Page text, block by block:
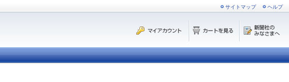
サイトマップ ヘルプ